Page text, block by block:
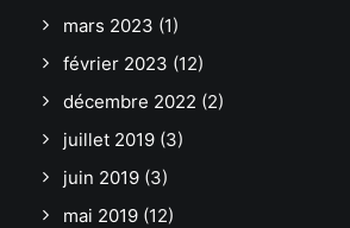
mars 2023 (1)
février 2023 (12)
décembre 2022 (2)
juillet 2019 (3)
juin 2019 (3)
mai 2019 (12)